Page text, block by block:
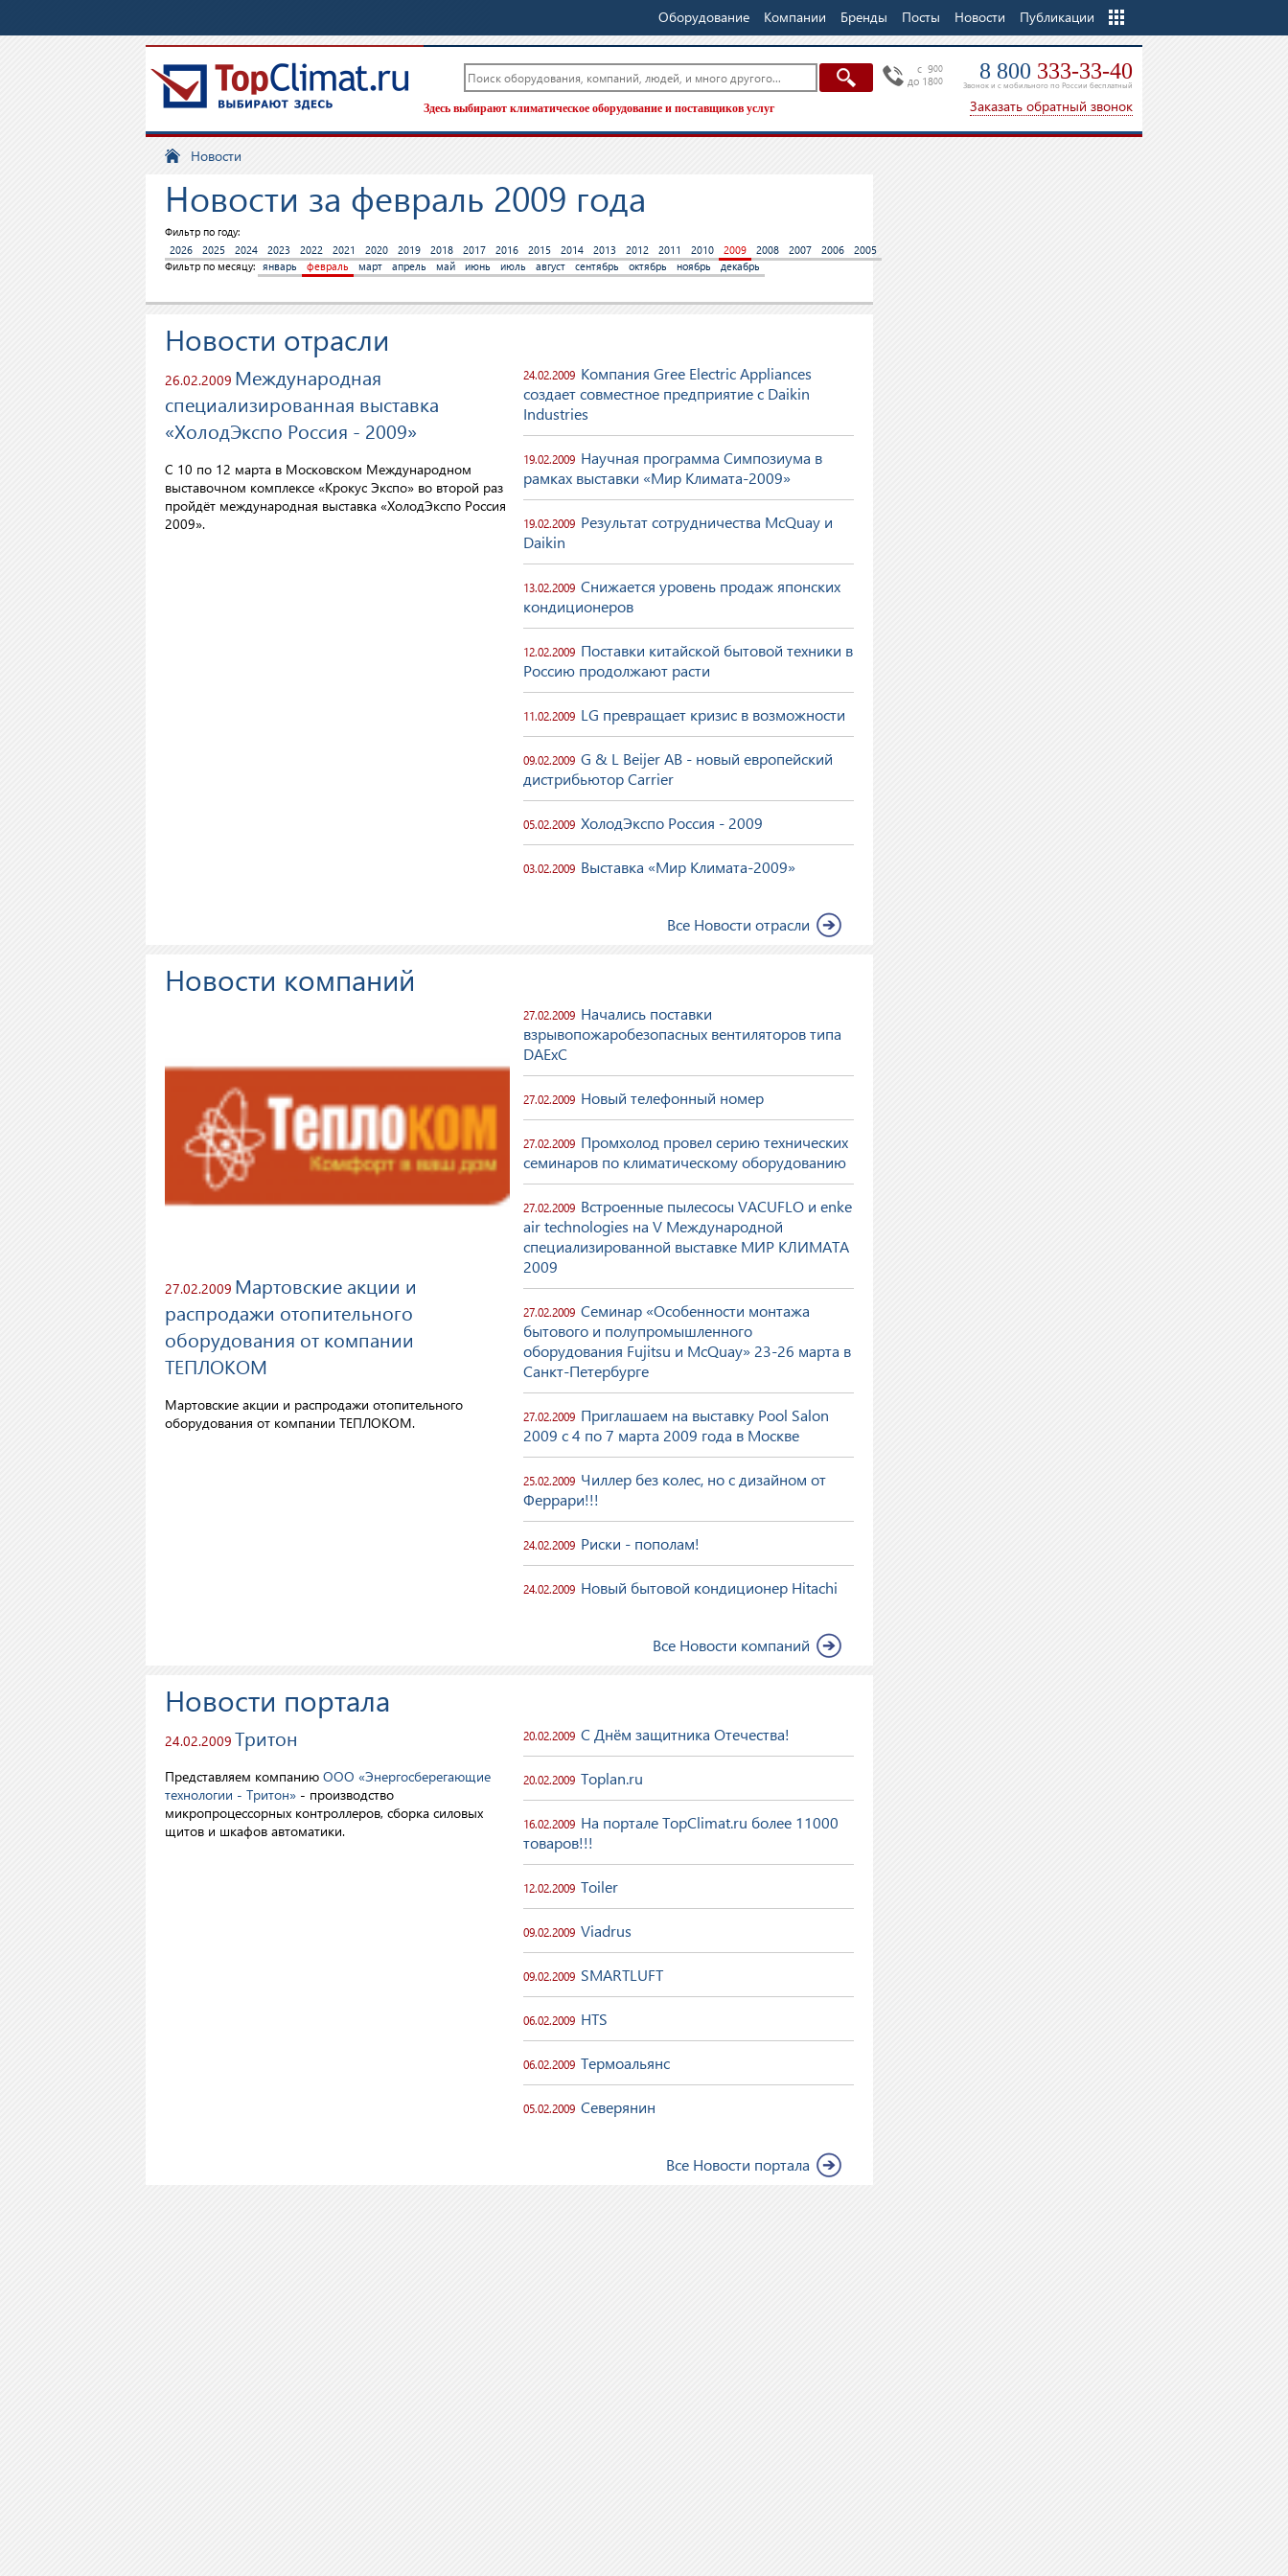
Оборудование Компании Бренды Посты Новости Публикации
Еще
c 900
до 1800 8 800 333-33-40
Звонок и с мобильного по России бесплатный
Заказать обратный звонок
Здесь выбирают климатическое оборудование и поставщиков услуг
Новости
Новости за февраль 2009 года
Фильтр по году:
2026
2025 2024 2023 2022 2021 2020 2019 2018 2017 2016 2015 2014 2013 2012 2011 2010 2009 2008 2007 2006
2005
Фильтр по месяцу:
январь февраль март апрель май июнь июль август сентябрь октябрь ноябрь декабрь
Новости отрасли
26.02.2009 Международная
специализированная выставка
«ХолодЭкспо Россия - 2009»
C 10 по 12 марта в Московском Международном
выставочном комплексе «Крокус Экспо» во второй раз
пройдёт международная выставка «ХолодЭкспо Россия
2009».
24.02.2009 Компания Gree Electric Appliances
создает совместное предприятие с Daikin
Industries
19.02.2009 Научная программа Симпозиума в
рамках выставки «Мир Климата-2009»
19.02.2009 Результат сотрудничества McQuay и
Daikin
13.02.2009 Снижается уровень продаж японских
кондиционеров
12.02.2009 Поставки китайской бытовой техники в
Россию продолжают расти
11.02.2009 LG превращает кризис в возможности
09.02.2009 G & L Beijer AB - новый европейский
дистрибьютор Carrier
05.02.2009 ХолодЭкспо Россия - 2009
03.02.2009 Выставка «Мир Климата-2009»
Все Новости отрасли
Новости компаний
27.02.2009 Мартовские акции и
распродажи отопительного
оборудования от компании
ТЕПЛОКОМ
Мартовские акции и распродажи отопительного
оборудования от компании ТЕПЛОКОМ.
27.02.2009 Начались поставки
взрывопожаробезопасных вентиляторов типа
DAExC
27.02.2009 Новый телефонный номер
27.02.2009 Промхолод провел серию технических
семинаров по климатическому оборудованию
27.02.2009 Встроенные пылесосы VACUFLO и enke
air technologies на V Международной
специализированной выставке МИР КЛИМАТА
2009
27.02.2009 Семинар «Особенности монтажа
бытового и полупромышленного
оборудования Fujitsu и McQuay» 23-26 марта в
Санкт-Петербурге
27.02.2009 Приглашаем на выставку Pool Salon
2009 с 4 по 7 марта 2009 года в Москве
25.02.2009 Чиллер без колес, но с дизайном от
Феррари!!!
24.02.2009 Риски - пополам!
24.02.2009 Новый бытовой кондиционер Hitachi
Все Новости компаний
Новости портала
24.02.2009 Тритон
Представляем компанию ООО «Энергосберегающие
технологии - Тритон» - производство
микропроцессорных контроллеров, сборка силовых
щитов и шкафов автоматики.
20.02.2009 С Днём защитника Отечества!
20.02.2009 Toplan.ru
16.02.2009 На портале TopClimat.ru более 11000
товаров!!!
12.02.2009 Toiler
09.02.2009 Viadrus
09.02.2009 SMARTLUFT
06.02.2009 HTS
06.02.2009 Термоальянс
05.02.2009 Северянин
Все Новости портала